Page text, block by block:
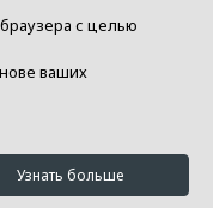
с целью
ваших
Узнать больше